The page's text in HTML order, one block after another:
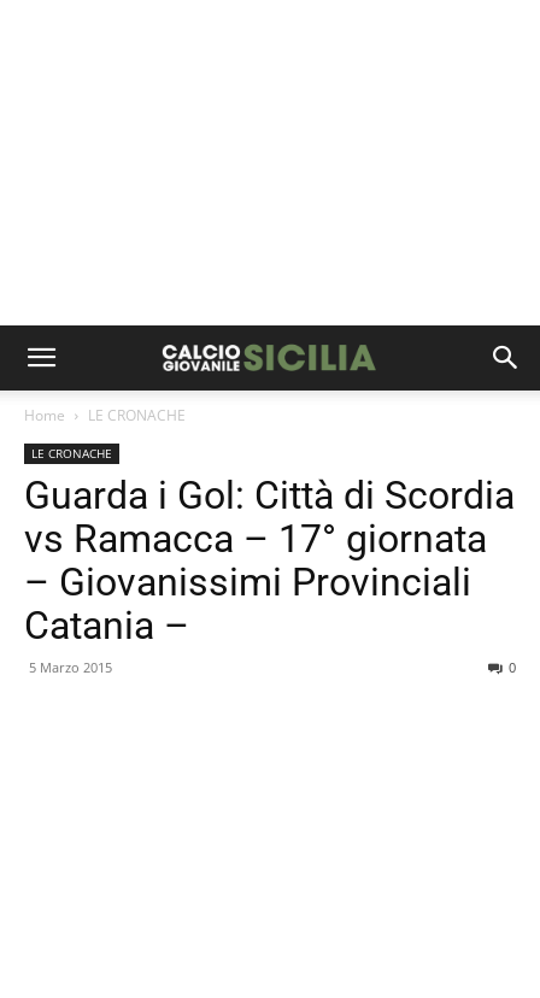
Home LE CRONACHE
LE CRONACHE
Guarda i Gol: Città di Scordia
vs Ramacca – 17° giornata
– Giovanissimi Provinciali
Catania –
5 Marzo 2015 0